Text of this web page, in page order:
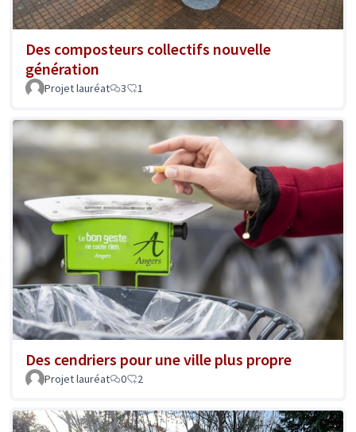
Des composteurs collectifs nouvelle
génération
Projet lauréat 3 1
Des cendriers pour une ville plus propre
Projet lauréat 0 2